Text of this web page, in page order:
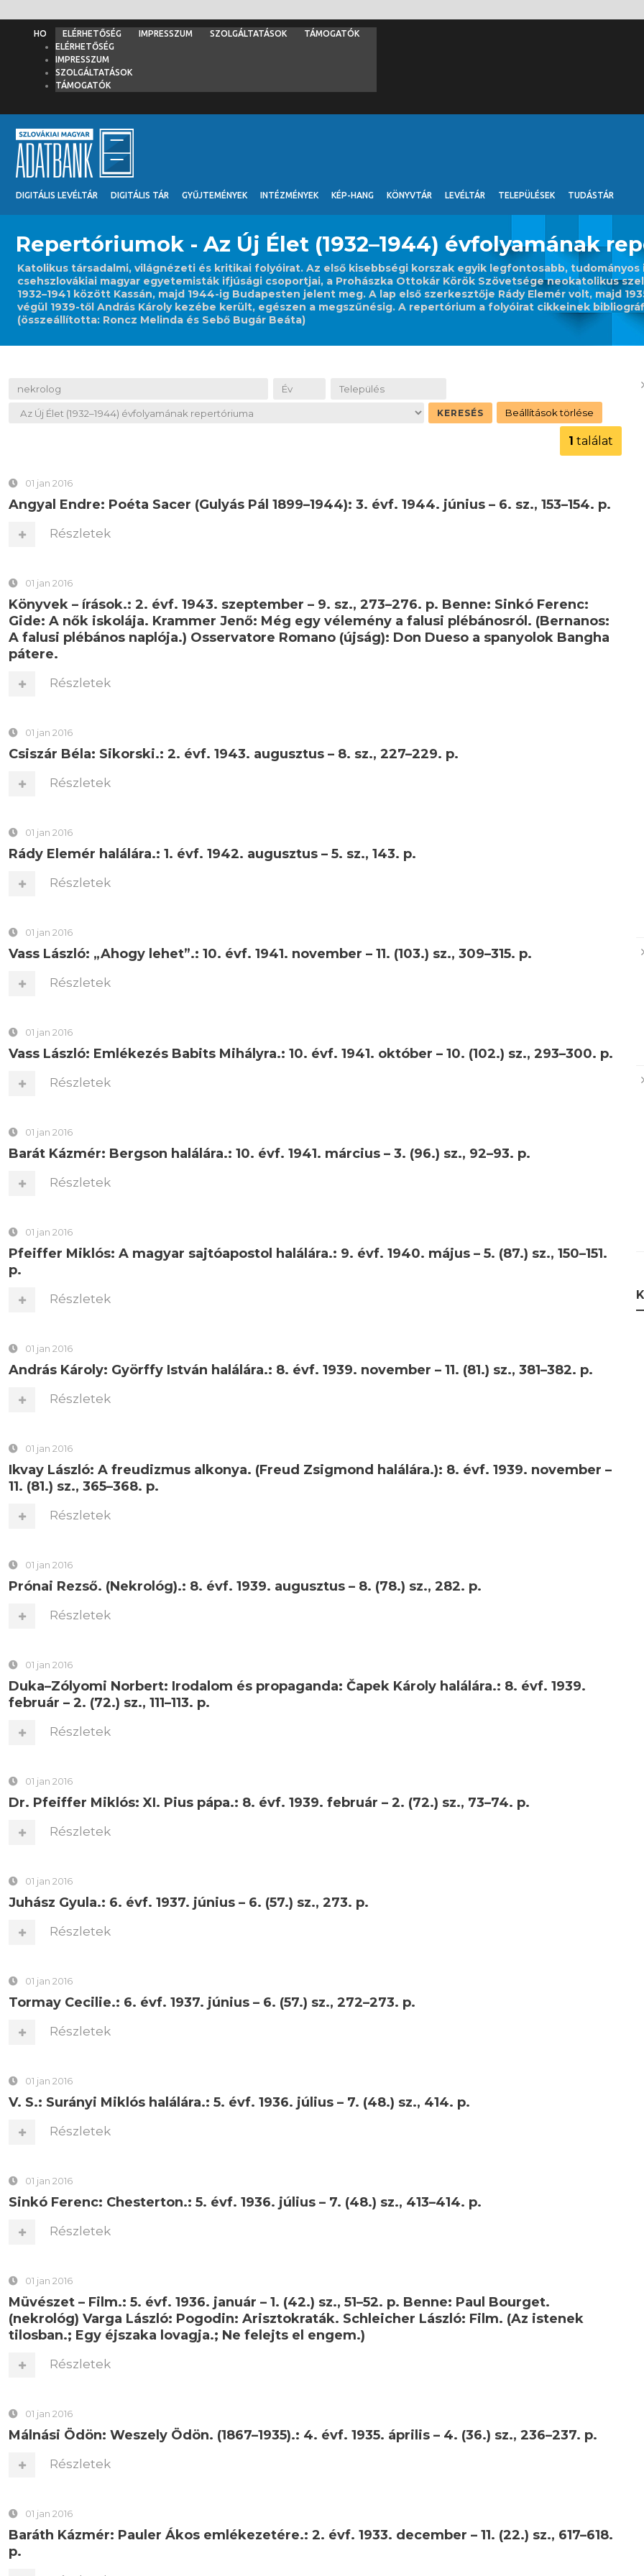
ELÉRHETŐSÉG IMPRESSZUM SZOLGÁLTATÁSOK
TÁMOGATÓK
ELÉRHETŐSÉG
IMPRESSZUM
SZOLGÁLTATÁSOK
TÁMOGATÓK
DIGITÁLIS LEVÉLTÁR DIGITÁLIS TÁR GYŰJTEMÉNYEK INTÉZMÉNYEK KÉP-HANG KÖNYVTÁR LEVÉLTÁR TELEPÜLÉSEK TUDÁSTÁR
Repertóriumok - Az Új Élet (1932–1944) évfolyamának
Katolikus társadalmi, világnézeti és kritikai folyóirat. Az első kisebbségi korszak egyik legfontosabb,
csehszlovákiai magyar egyetemisták ifjúsági csoportjai, a Prohászka Ottokár Körök Szövetsége neokatolikus
1932–1941 között Kassán, majd 1944-ig Budapesten jelent meg. A lap első szerkesztője Rády Elemér volt, majd
végül 1939-től András Károly kezébe került, egészen a megszűnésig. A repertórium a folyóirat cikkeinek
(összeállította: Roncz Melinda és Sebő Bugár Beáta)
1 találat
01 jan 2016
Angyal Endre: Poéta Sacer (Gulyás Pál 1899–1944): 3. évf. 1944. június – 6. sz., 153–154. p.
Részletek
01 jan 2016
Könyvek – írások.: 2. évf. 1943. szeptember – 9. sz., 273–276. p. Benne: Sinkó Ferenc:
Gide: A nők iskolája. Krammer Jenő: Még egy vélemény a falusi plébánosról. (Bernanos:
A falusi plébános naplója.) Osservatore Romano (újság): Don Dueso a spanyolok Bangha
pátere.
Részletek
01 jan 2016
Csiszár Béla: Sikorski.: 2. évf. 1943. augusztus – 8. sz., 227–229. p.
Részletek
01 jan 2016
Rády Elemér halálára.: 1. évf. 1942. augusztus – 5. sz., 143. p.
Részletek
01 jan 2016
Vass László: „Ahogy lehet”.: 10. évf. 1941. november – 11. (103.) sz., 309–315. p.
Részletek
01 jan 2016
Vass László: Emlékezés Babits Mihályra.: 10. évf. 1941. október – 10. (102.) sz., 293–300. p.
Részletek
01 jan 2016
Barát Kázmér: Bergson halálára.: 10. évf. 1941. március – 3. (96.) sz., 92–93. p.
Részletek
01 jan 2016
Pfeiffer Miklós: A magyar sajtóapostol halálára.: 9. évf. 1940. május – 5. (87.) sz., 150–151.
p.
Részletek
01 jan 2016
András Károly: Györffy István halálára.: 8. évf. 1939. november – 11. (81.) sz., 381–382. p.
Részletek
01 jan 2016
Ikvay László: A freudizmus alkonya. (Freud Zsigmond halálára.): 8. évf. 1939. november –
11. (81.) sz., 365–368. p.
Részletek
01 jan 2016
Prónai Rezső. (Nekrológ).: 8. évf. 1939. augusztus – 8. (78.) sz., 282. p.
Részletek
01 jan 2016
Duka–Zólyomi Norbert: Irodalom és propaganda: Čapek Károly halálára.: 8. évf. 1939.
február – 2. (72.) sz., 111–113. p.
Részletek
01 jan 2016
Dr. Pfeiffer Miklós: XI. Pius pápa.: 8. évf. 1939. február – 2. (72.) sz., 73–74. p.
Részletek
01 jan 2016
Juhász Gyula.: 6. évf. 1937. június – 6. (57.) sz., 273. p.
Részletek
01 jan 2016
Tormay Cecilie.: 6. évf. 1937. június – 6. (57.) sz., 272–273. p.
Részletek
01 jan 2016
V. S.: Surányi Miklós halálára.: 5. évf. 1936. július – 7. (48.) sz., 414. p.
Részletek
01 jan 2016
Sinkó Ferenc: Chesterton.: 5. évf. 1936. július – 7. (48.) sz., 413–414. p.
Részletek
01 jan 2016
Müvészet – Film.: 5. évf. 1936. január – 1. (42.) sz., 51–52. p. Benne: Paul Bourget.
(nekrológ) Varga László: Pogodin: Arisztokraták. Schleicher László: Film. (Az istenek
tilosban.; Egy éjszaka lovagja.; Ne felejts el engem.)
Részletek
01 jan 2016
Málnási Ödön: Weszely Ödön. (1867–1935).: 4. évf. 1935. április – 4. (36.) sz., 236–237. p.
Részletek
01 jan 2016
Baráth Kázmér: Pauler Ákos emlékezetére.: 2. évf. 1933. december – 11. (22.) sz., 617–618.
p.